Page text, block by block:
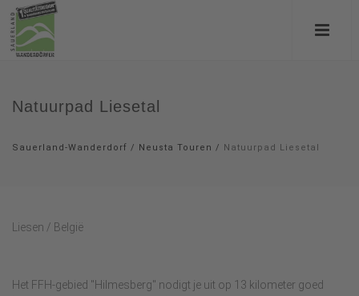
Natuurpad Liesetal
Sauerland-Wanderdorf / Neusta Touren / Natuurpad Liesetal
Liesen / België
Het FFH-gebied "Hilmesberg" nodigt je uit op 13 kilometer goed